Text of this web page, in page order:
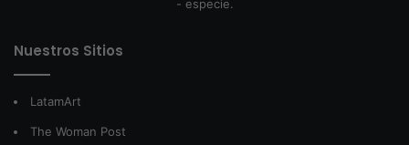
- especie.
Nuestros Sitios
LatamArt
The Woman Post